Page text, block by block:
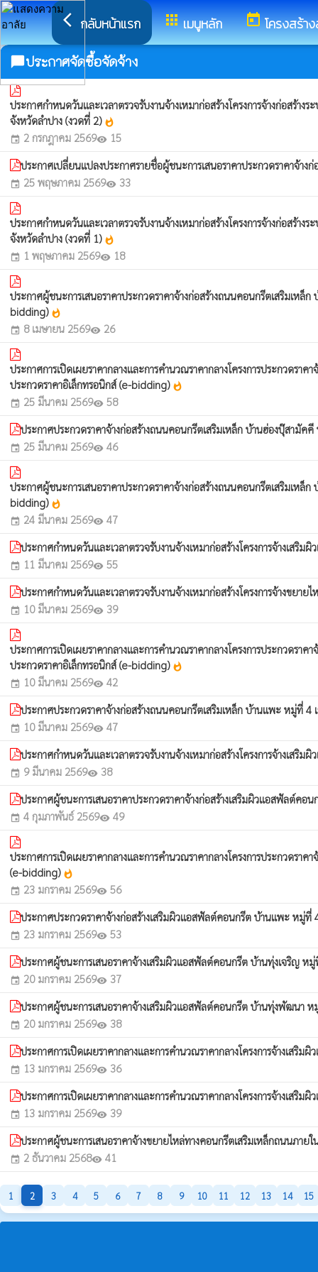
arrow_back_ios กลับหน้าแรก appsเมนูหลัก todayโครงสร้า
chat_bubbleประกาศจัดซื้อจัดจ้าง
ประกาศกำหนดวันและเวลาตรวจรับงานจ้างเหมาก่อสร้างโครงการจ้างก่อส
จังหวัดลำปาง (งวดที่ 2) whatshot
event 2 กรกฎาคม 2569visibility 15
ประกาศเปลี่ยนแปลงประกาศรายชื่อผู้ชนะการเสนอราคาประกวดราคาจ้
event 25 พฤษภาคม 2569visibility 33
ประกาศกำหนดวันและเวลาตรวจรับงานจ้างเหมาก่อสร้างโครงการจ้างก่อส
จังหวัดลำปาง (งวดที่ 1) whatshot
event 1 พฤษภาคม 2569visibility 18
ประกาศผู้ชนะการเสนอราคาประกวดราคาจ้างก่อสร้างถนนคอนกรีตเสริมเห
bidding) whatshot
event 8 เมษายน 2569visibility 26
ประกาศการเปิดเผยราคากลางและการคำนวณราคากลางโครงการประกวด
ประกวดราคาอิเล็กทรอนิกส์ (e-bidding) whatshot
event 25 มีนาคม 2569visibility 58
ประกาศประกวดราคาจ้างก่อสร้างถนนคอนกรีตเสริมเหล็ก บ้านฮ่องปุ๊สามั
event 25 มีนาคม 2569visibility 46
ประกาศผู้ชนะการเสนอราคาประกวดราคาจ้างก่อสร้างถนนคอนกรีตเสริมเห
bidding) whatshot
event 24 มีนาคม 2569visibility 47
ประกาศกำหนดวันและเวลาตรวจรับงานจ้างเหมาก่อสร้างโครงการจ้างเ
event 11 มีนาคม 2569visibility 55
ประกาศกำหนดวันและเวลาตรวจรับงานจ้างเหมาก่อสร้างโครงการจ้างข
event 10 มีนาคม 2569visibility 39
ประกาศการเปิดเผยราคากลางและการคำนวณราคากลางโครงการประกวด
ประกวดราคาอิเล็กทรอนิกส์ (e-bidding) whatshot
event 10 มีนาคม 2569visibility 42
ประกาศประกวดราคาจ้างก่อสร้างถนนคอนกรีตเสริมเหล็ก บ้านแพะ หมู่ที่
event 10 มีนาคม 2569visibility 47
ประกาศกำหนดวันและเวลาตรวจรับงานจ้างเหมาก่อสร้างโครงการจ้างเ
event 9 มีนาคม 2569visibility 38
ประกาศผู้ชนะการเสนอราคาประกวดราคาจ้างก่อสร้างเสริมผิวแอสฟัลต์
event 4 กุมภาพันธ์ 2569visibility 49
ประกาศการเปิดเผยราคากลางและการคำนวณราคากลางโครงการประกวด
(e-bidding) whatshot
event 23 มกราคม 2569visibility 56
ประกาศประกวดราคาจ้างก่อสร้างเสริมผิวแอสฟัลต์คอนกรีต บ้านแพะ หมู่
event 23 มกราคม 2569visibility 53
ประกาศผู้ชนะการเสนอราคาจ้างเสริมผิวแอสฟัลต์คอนกรีต บ้านทุ่งเจริญ ห
event 20 มกราคม 2569visibility 37
ประกาศผู้ชนะการเสนอราคาจ้างเสริมผิวแอสฟัลต์คอนกรีต บ้านทุ่งพัฒนา
event 20 มกราคม 2569visibility 38
ประกาศการเปิดเผยราคากลางและการคำนวณราคากลางโครงการจ้างเ
event 13 มกราคม 2569visibility 36
ประกาศการเปิดเผยราคากลางและการคำนวณราคากลางโครงการจ้างเ
event 13 มกราคม 2569visibility 39
ประกาศผู้ชนะการเสนอราคาจ้างขยายไหล่ทางคอนกรีตเสริมเหล็กถนนภา
event 2 ธันวาคม 2568visibility 41
1 2 3 4 5 6 7 8 9 10 11 12 13 14 15